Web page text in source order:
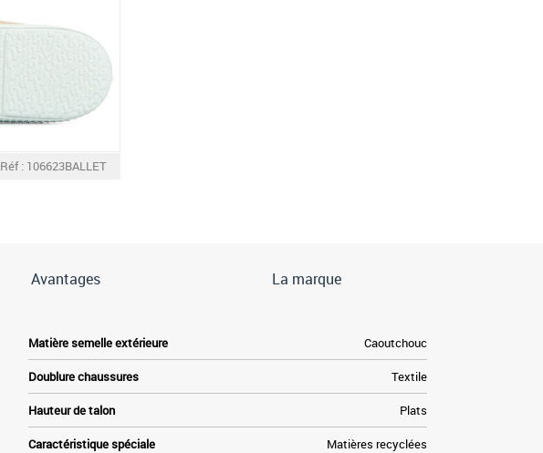
Réf : 106623BALLET
Avantages La marque
Matière semelle extérieure Caoutchouc
Doublure chaussures Textile
Hauteur de talon Plats
Caractéristique spéciale Matières recyclées